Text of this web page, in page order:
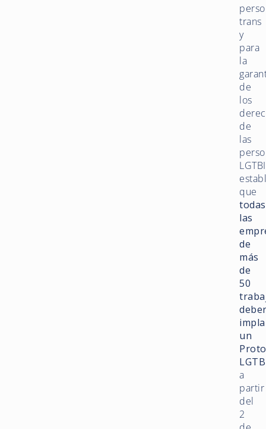
trans
y
para
la
de
los
de
las
LGTBI
que
todas
las
de
más
de
50
un
a
partir
del
2